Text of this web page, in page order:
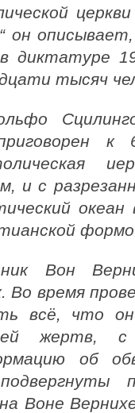
он
диктатуре
тысяч
и с
океан
Вон
время
всё, что
жертв,
об
Воне